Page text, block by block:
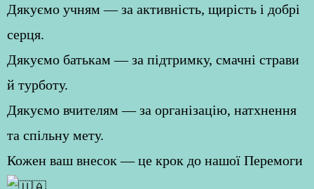
Дякуємо учням — за активність, щирість і добрі
серця.
Дякуємо батькам — за підтримку, смачні страви
й турботу.
Дякуємо вчителям — за організацію, натхнення
та спільну мету.
Кожен ваш внесок — це крок до нашої Перемоги